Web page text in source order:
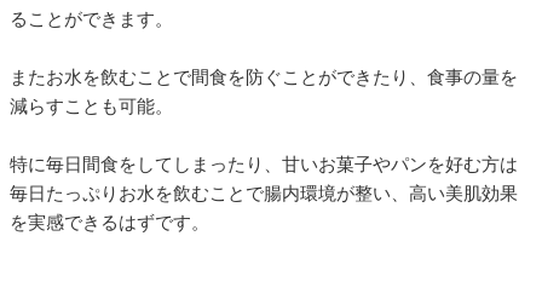
ることができます。
またお水を飲むことで間食を防ぐことができたり、食事の量を
減らすことも可能。
特に毎日間食をしてしまったり、甘いお菓子やパンを好む方は
毎日たっぷりお水を飲むことで腸内環境が整い、高い美肌効果
を実感できるはずです。